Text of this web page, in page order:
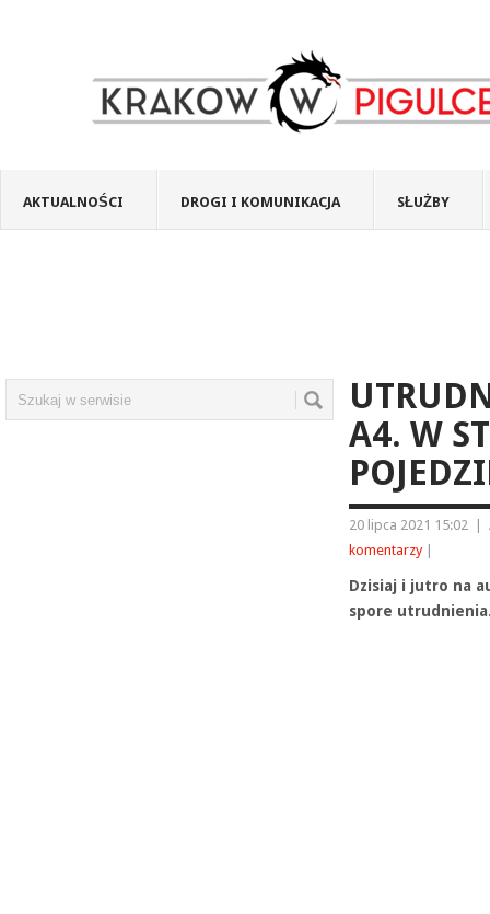
AKTUALNOŚCI DROGI I KOMUNIKACJA SŁUŻBY
A4. W
20 lipca 2021 15:02
komentarzy
Dzisiaj i jutro na
spore